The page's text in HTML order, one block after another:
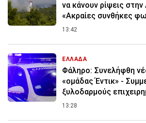
να κάνουν ρίψεις
«Ακραίες συνθήκες
13:42
ΕΛΛΑΔΑ
Φάληρο: Συνελήφθη
«ομάδας Έντικ» -
ξυλοδαρμούς
13:28